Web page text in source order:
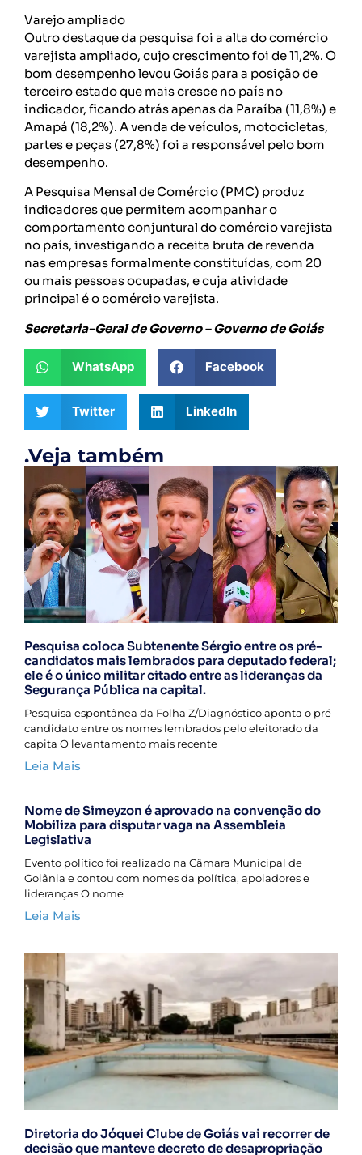
Varejo ampliado
Outro destaque da pesquisa foi a alta do comércio
varejista ampliado, cujo crescimento foi de 11,2%. O
bom desempenho levou Goiás para a posição de
terceiro estado que mais cresce no país no
indicador, ficando atrás apenas da Paraíba (11,8%) e
Amapá (18,2%). A venda de veículos, motocicletas,
partes e peças (27,8%) foi a responsável pelo bom
desempenho.
A Pesquisa Mensal de Comércio (PMC) produz
indicadores que permitem acompanhar o
comportamento conjuntural do comércio varejista
no país, investigando a receita bruta de revenda
nas empresas formalmente constituídas, com 20
ou mais pessoas ocupadas, e cuja atividade
principal é o comércio varejista.
Secretaria-Geral de Governo – Governo de Goiás
WhatsApp Facebook
Twitter LinkedIn
.Veja também
Pesquisa coloca Subtenente Sérgio entre os pré-
candidatos mais lembrados para deputado federal;
ele é o único militar citado entre as lideranças da
Segurança Pública na capital.
Pesquisa espontânea da Folha Z/Diagnóstico aponta o pré-
candidato entre os nomes lembrados pelo eleitorado da
capita O levantamento mais recente
Leia Mais
Nome de Simeyzon é aprovado na convenção do
Mobiliza para disputar vaga na Assembleia
Legislativa
Evento político foi realizado na Câmara Municipal de
Goiânia e contou com nomes da política, apoiadores e
lideranças O nome
Leia Mais
Diretoria do Jóquei Clube de Goiás vai recorrer de
decisão que manteve decreto de desapropriação